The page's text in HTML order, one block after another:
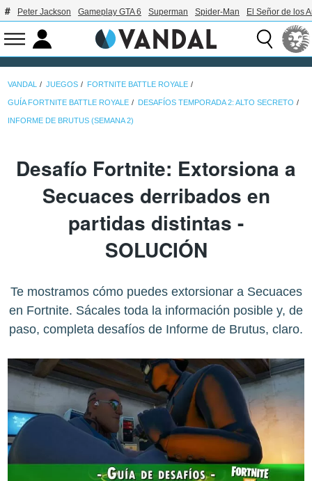
Peter Jackson Gameplay GTA 6 Superman Spider-Man El Señor de los
VANDAL JUEGOS FORTNITE BATTLE ROYALE
GUÍA FORTNITE BATTLE ROYALE DESAFÍOS TEMPORADA 2: ALTO SECRETO
INFORME DE BRUTUS (SEMANA 2)
Desafío Fortnite: Extorsiona a
Secuaces derribados en
partidas distintas -
SOLUCIÓN
Te mostramos cómo puedes extorsionar a Secuaces
en Fortnite. Sácales toda la información posible y, de
paso, completa desafíos de Informe de Brutus, claro.